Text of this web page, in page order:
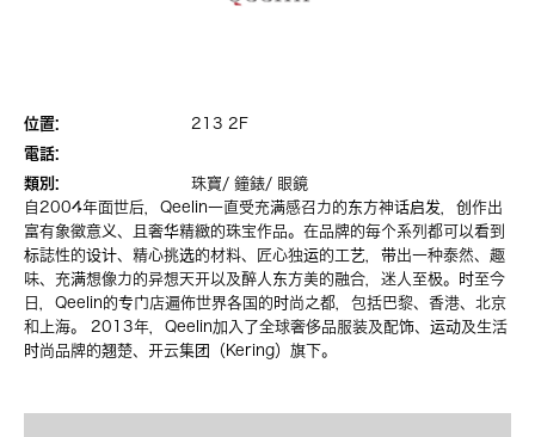
位置:
213 2F
電話:
類別:
珠寶/ 鐘錶/ 眼鏡
自2004年面世后，Qeelin一直受充满感召力的东方神话启发，创作出
富有象徵意义、且奢华精緻的珠宝作品。在品牌的每个系列都可以看到
标誌性的设计、精心挑选的材料、匠心独运的工艺，带出一种泰然、趣
味、充满想像力的异想天开以及醉人东方美的融合，迷人至极。时至今
日，Qeelin的专门店遍佈世界各国的时尚之都，包括巴黎、香港、北京
和上海。 2013年，Qeelin加入了全球奢侈品服装及配饰、运动及生活
时尚品牌的翘楚、开云集团（Kering）旗下。